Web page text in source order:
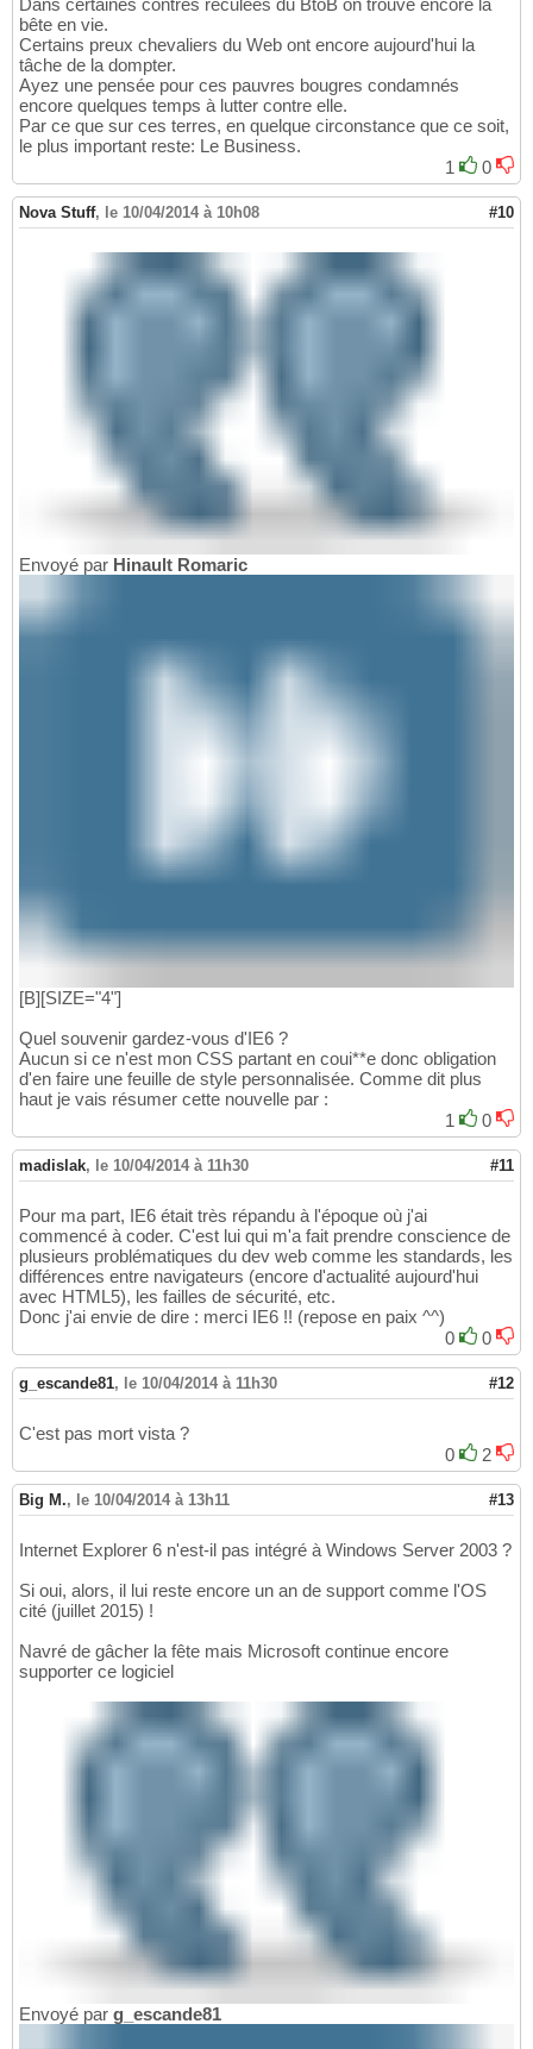
Dans certaines contrés reculées du BtoB on trouve encore la
bête en vie.
Certains preux chevaliers du Web ont encore aujourd'hui la
tâche de la dompter.
Ayez une pensée pour ces pauvres bougres condamnés
encore quelques temps à lutter contre elle.
Par ce que sur ces terres, en quelque circonstance que ce soit,
le plus important reste: Le Business.
1
0
Nova Stuff, le 10/04/2014 à 10h08 #10
Envoyé par Hinault Romaric
[B][SIZE="4"]
Quel souvenir gardez-vous d'IE6 ?
Aucun si ce n'est mon CSS partant en coui**e donc obligation
d'en faire une feuille de style personnalisée. Comme dit plus
haut je vais résumer cette nouvelle par :
1
0
madislak, le 10/04/2014 à 11h30 #11
Pour ma part, IE6 était très répandu à l'époque où j'ai
commencé à coder. C'est lui qui m'a fait prendre conscience de
plusieurs problématiques du dev web comme les standards, les
différences entre navigateurs (encore d'actualité aujourd'hui
avec HTML5), les failles de sécurité, etc.
Donc j'ai envie de dire : merci IE6 !! (repose en paix ^^)
0
0
g_escande81, le 10/04/2014 à 11h30 #12
C'est pas mort vista ?
0
2
Big M., le 10/04/2014 à 13h11 #13
Internet Explorer 6 n'est-il pas intégré à Windows Server 2003 ?
Si oui, alors, il lui reste encore un an de support comme l'OS
cité (juillet 2015) !
Navré de gâcher la fête mais Microsoft continue encore
supporter ce logiciel
Envoyé par g_escande81